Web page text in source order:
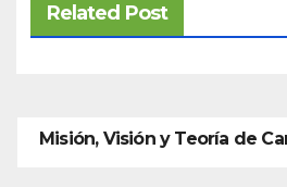
Related Post
Misión, Visión y Teoría de